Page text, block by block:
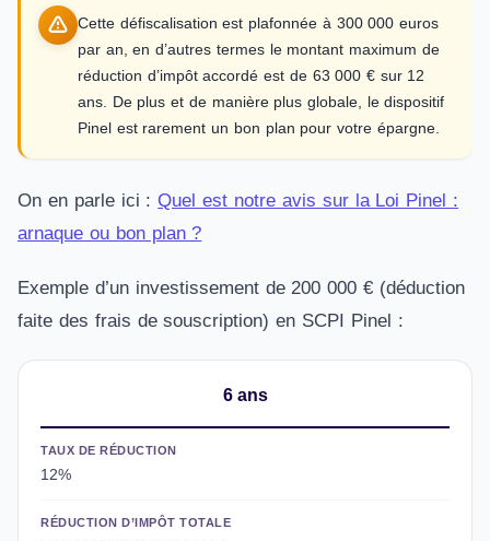
Cette défiscalisation est plafonnée à 300 000 euros
par an, en d’autres termes le montant maximum de
réduction d’impôt accordé est de 63 000 € sur 12
ans. De plus et de manière plus globale, le dispositif
Pinel est rarement un bon plan pour votre épargne.
On en parle ici :Quel est notre avis sur la Loi Pinel :
arnaque ou bon plan ?
Exemple d’un investissement de 200 000 € (déduction
faite des frais de souscription) en SCPI Pinel :
6 ans
TAUX DE RÉDUCTION
12%
RÉDUCTION D’IMPÔT TOTALE